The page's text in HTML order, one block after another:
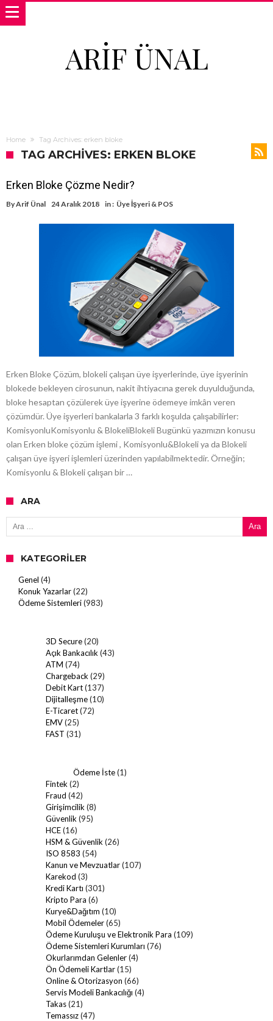
ARIF ÜNAL
Home Tag Archives: erken bloke
TAG ARCHIVES: ERKEN BLOKE
Erken Bloke Çözme Nedir?
ByArif Ünal 24 Aralık 2018 in : Üye İşyeri & POS
Erken Bloke Çözüm, blokeli çalışan üye işyerlerinde, üye işyerinin
blokede bekleyen cirosunun, nakit ihtiyacına gerek duyulduğunda,
bloke hesaptan çözülerek üye işyerine ödemeye imkân veren
çözümdür. Üye işyerleri bankalarla 3 farklı koşulda çalışabilirler:
KomisyonluKomisyonlu & BlokeliBlokeli Bugünkü yazımızın konusu
olan Erken bloke çözüm işlemi , Komisyonlu&Blokeli ya da Blokeli
çalışan üye işyeri işlemleri üzerinden yapılabilmektedir. Örneğin;
Komisyonlu & Blokeli çalışan bir …
ARA
Arama:
KATEGORILER
Genel (4)
Konuk Yazarlar(22)
Ödeme Sistemleri(983)
3D Secure(20)
Açık Bankacılık (43)
ATM (74)
Chargeback (29)
Debit Kart(137)
Dijitalleşme(10)
E-Ticaret(72)
EMV(25)
FAST (31)
Ödeme İste(1)
Fintek (2)
Fraud (42)
Girişimcilik (8)
Güvenlik (95)
HCE(16)
HSM & Güvenlik (26)
ISO 8583 (54)
Kanun ve Mevzuatlar(107)
Karekod (3)
Kredi Kartı (301)
Kripto Para (6)
Kurye&Dağıtım (10)
Mobil Ödemeler(65)
Ödeme Kuruluşu ve Elektronik Para (109)
Ödeme Sistemleri Kurumları (76)
Okurlarımdan Gelenler(4)
Ön Ödemeli Kartlar(15)
Online & Otorizasyon (66)
Servis Modeli Bankacılığı (4)
Takas(21)
Temassız(47)